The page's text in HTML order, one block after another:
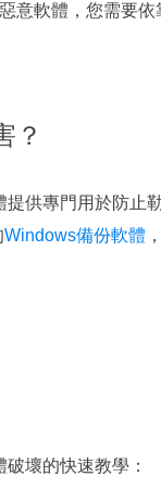
意軟體，您需要
？
供專門用於防止
Windows備份軟體
壞的快速教學：